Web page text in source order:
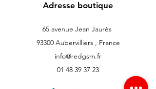
Adresse boutique
65 avenue Jean Jaurès
93300 Aubervilliers , France
info@redgsm.fr
01 48 39 37 23